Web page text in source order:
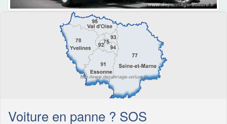
Voiture en panne ? SOS